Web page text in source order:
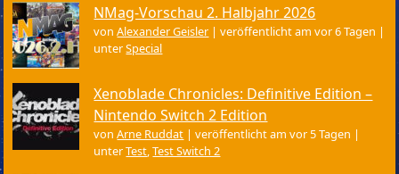
NMag-Vorschau 2. Halbjahr 2026
vonAlexander Geisler |veröffentlicht am vor 6 Tagen |
unterSpecial
Xenoblade Chronicles: Definitive Edition –
Nintendo Switch 2 Edition
vonArne Ruddat |veröffentlicht am vor 5 Tagen |
unterTest,Test Switch 2